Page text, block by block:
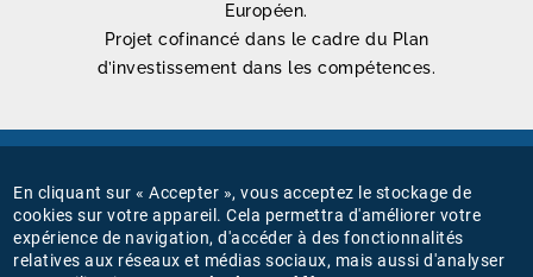
Européen.
Projet cofinancé dans le cadre du Plan
d’investissement dans les compétences.
MENU
PIED
Mentions légales
Connexion
Gestion des cookies
En cliquant sur « Accepter », vous acceptez le stockage de
cookies sur votre appareil. Cela permettra d'améliorer votre
expérience de navigation, d'accéder à des fonctionnalités
relatives aux réseaux et médias sociaux, mais aussi d'analyser